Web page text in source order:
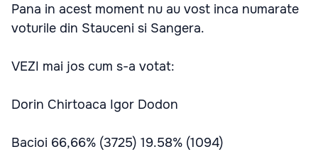
Pana in acest moment nu au vost inca numarate
voturile din Stauceni si Sangera.
VEZI mai jos cum s-a votat:
Dorin Chirtoaca Igor Dodon
Bacioi 66,66% (3725) 19.58% (1094)